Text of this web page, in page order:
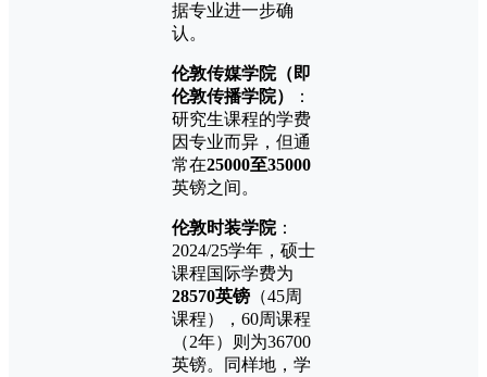
据专业进一步确
认。
伦敦传媒学院（即
伦敦传播学院）
：
研究生课程的学费
因专业而异，但通
常在25000至35000
英镑之间。
伦敦时装学院：
2024/25学年，硕士
课程国际学费为
28570英镑 （45周
课程），60周课程
（2年）则为36700
英镑。同样地，学